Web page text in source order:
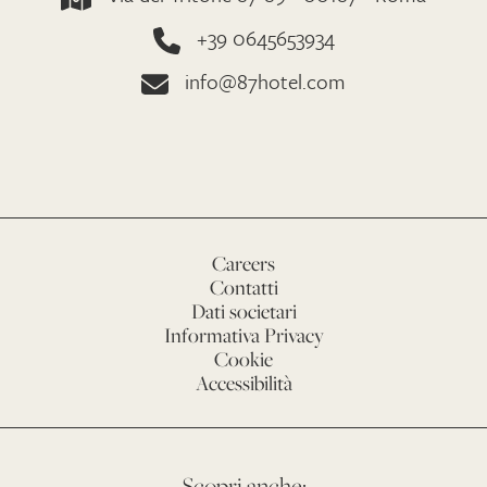
+39 0645653934
info@87hotel.com
Careers
Contatti
Dati societari
Informativa Privacy
Cookie
Accessibilità